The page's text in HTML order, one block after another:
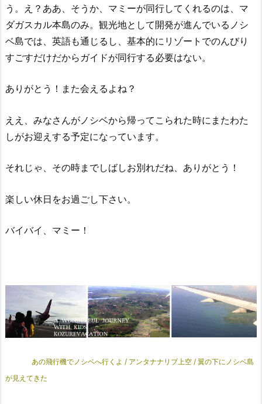
う。え？ああ、そうか、マミーが同行してくれるのは、マ
ダガスカル本島のみ。観光地として開発が進んでいるノシ
ベ島では、英語も通じるし、基本的にリゾートでのんびり
すごすだけだからガイドが同行する必要はない。
ありがとう！また会えるよね？
ええ、みなさんがノシベから帰ってこられた時にまたわた
しがお迎えする予定になっています。
それじゃ、その時までしばしお別れだね、ありがとう！
楽しい休日をお過ごし下さい。
バイバイ、マミー！
あの飛行機でノシベへ行くよ / アンタナナリブ上空 / 翼の下にノシベ島
が見えてきた